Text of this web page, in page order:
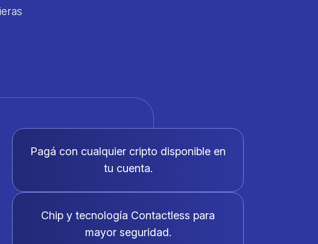
Pagá con cualquier cripto disponible en
tu cuenta.
Chip y tecnología Contactless para
mayor seguridad.